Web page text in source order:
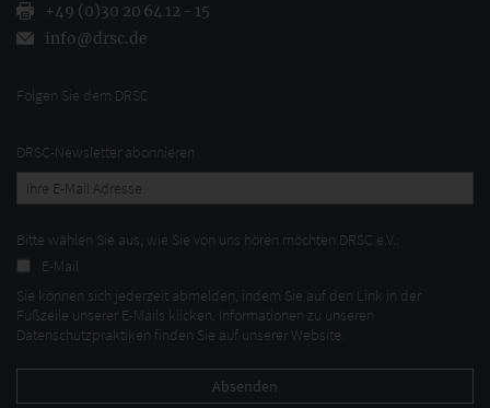
+49 (0)30 20 64 12 - 15
info@drsc.de
Folgen Sie dem DRSC
DRSC-Newsletter abonnieren
Bitte wählen Sie aus, wie Sie von uns hören möchten DRSC e.V.:
E-Mail
Sie können sich jederzeit abmelden, indem Sie auf den Link in der
Fußzeile unserer E-Mails klicken. Informationen zu unseren
Datenschutzpraktiken finden Sie auf unserer Website.